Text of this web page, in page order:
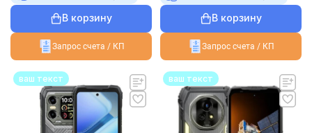
В корзину
Запрос счета / КП
В корзину
Запрос счета / КП
ваш текст ваш текст